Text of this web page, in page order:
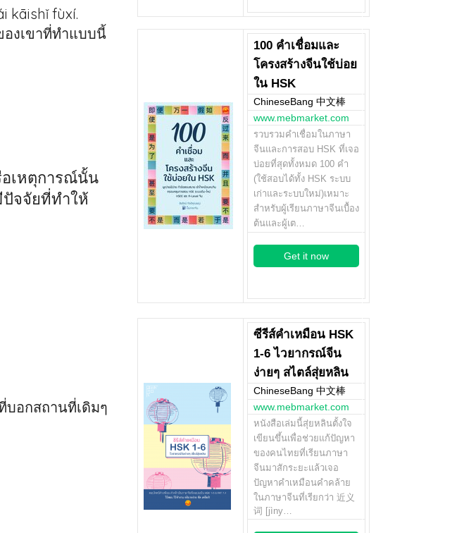
kāishǐ fùxí.
องเขาที่ทำแบบนี้
อเหตุการณ์นั้น
ปัจจัยที่ทำให้
บอกสถานที่เดิมๆ
100 คำเชื่อมและ
โครงสร้างจีนใช้บ่อย
ใน HSK
ChineseBang 中文棒
www.mebmarket.com
รวบรวมคำเชื่อมในภาษา
จีนและการสอบ HSK ที่เจอ
บ่อยที่สุดทั้งหมด 100 คำ
(ใช้สอบได้ทั้ง HSK ระบบ
เก่าและระบบใหม่)เหมาะ
สำหรับผู้เรียนภาษาจีนเบื้อง
ต้นและผู้เต…
Get it now
ซีรีส์คำเหมือน HSK
1-6 ไวยากรณ์จีน
ง่ายๆ สไตล์สุ่ยหลิน
ChineseBang 中文棒
www.mebmarket.com
หนังสือเล่มนี้สุ่ยหลินตั้งใจ
เขียนขึ้นเพื่อช่วยแก้ปัญหา
ของคนไทยที่เรียนภาษา
จีนมาสักระยะแล้วเจอ
ปัญหาคำเหมือนคำคล้าย
ในภาษาจีนที่เรียกว่า 近义
词 [jìny…